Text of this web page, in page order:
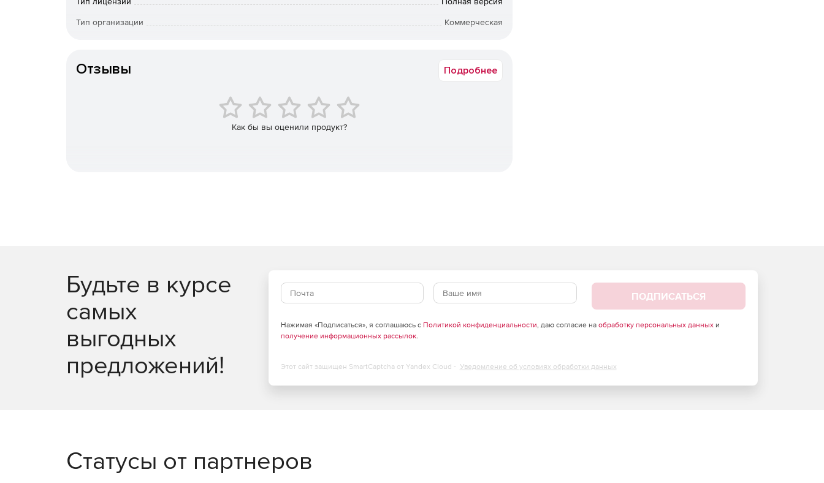
JaCarta ГОСТ – средства ЭП с поддержкой российских криптографических алгоритмов ГОСТ Р 34.10-
идентификации по отпечатку пальца.
JaCarta PRO – строгая двухфакторная аутентификация с применением зарубежных криптоалгоритмов
Тип организации Коммерческая
Отзывы Подробнее
Как бы вы оценили продукт?
Будьте в курсе
самых
выгодных
предложений!
ПОДПИСАТЬСЯ
Нажимая «Подписаться», я соглашаюсь с Политикой конфиденциальности, даю согласие на обработку персональных данныхи
получение информационных рассылок.
Этот сайт защищен SmartCaptcha от Yandex Cloud - Уведомление об условиях обработки данных
Статусы от партнеров